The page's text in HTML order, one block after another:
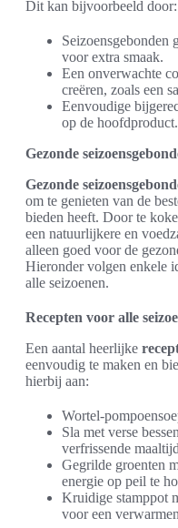
Dit kan bijvoorbeeld door:
Seizoensgebonden
voor extra smaak.
Een onverwachte
creëren, zoals een
Eenvoudige
op de hoofdproduct.
Gezonde
Gezonde
om te genieten van de
bieden heeft. Door te
een natuurlijkere en
alleen goed voor de
Hieronder volgen enkele
alle seizoenen.
Recepten voor alle
Een aantal heerlijke
eenvoudig te maken en
hierbij aan:
Wortel-
Sla met verse
verfrissende
Gegrilde groenten
energie op peil te
Kruidige stamppot
voor een